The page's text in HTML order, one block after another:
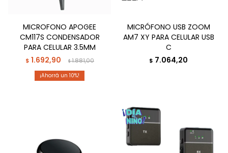
MICROFONO APOGEE
CM117S CONDENSADOR
PARA CELULAR 3.5MM
$ 1.692,90 $1.881,00
10
MICRÓFONO USB ZOOM
AM7 XY PARA CELULAR USB
C
$ 7.064,20